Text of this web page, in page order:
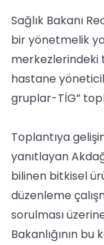
Sağlık Bakanı
bir yönetmelik
merkezlerindeki
hastane
gruplar-TİG”
Toplantıya
yanıtlayan
bilinen bitkisel
düzenleme
sorulması
Bakanlığının